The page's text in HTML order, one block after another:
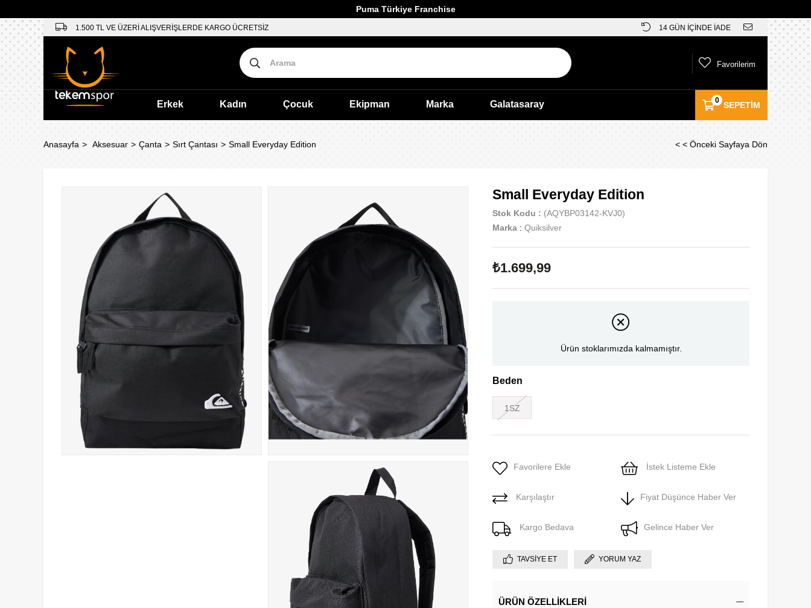
Puma Türkiye Franchise
1.500 TL VE ÜZERİ ALIŞVERİŞLERDE KARGO ÜCRETSİZ 14 GÜN İÇİNDE İADE
SEPETIM
0
Favorilerim
Erkek Kadın Çocuk Ekipman Marka Galatasaray
Anasayfa Aksesuar Çanta Sırt Çantası Small Everyday Edition < < Önceki Sayfaya Dön
Small Everyday Edition
Stok Kodu
(AQYBP03142-KVJ0)
Marka : Quiksilver
₺1.699,99
Ürün stoklarımızda kalmamıştır.
Beden
1SZ
Favorilere Ekle İstek Listeme Ekle
Karşılaştır Fiyat Düşünce Haber Ver
Kargo Bedava Gelince Haber Ver
TAVSIYE ET YORUM YAZ
ÜRÜN ÖZELLIKLERI